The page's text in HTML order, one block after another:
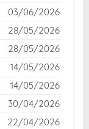
03/06/2026
28/05/2026
28/05/2026
14/05/2026
14/05/2026
30/04/2026
22/04/2026